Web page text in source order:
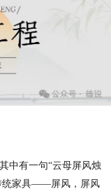
中有一句“云母屏风烛
统家具——屏风，屏风